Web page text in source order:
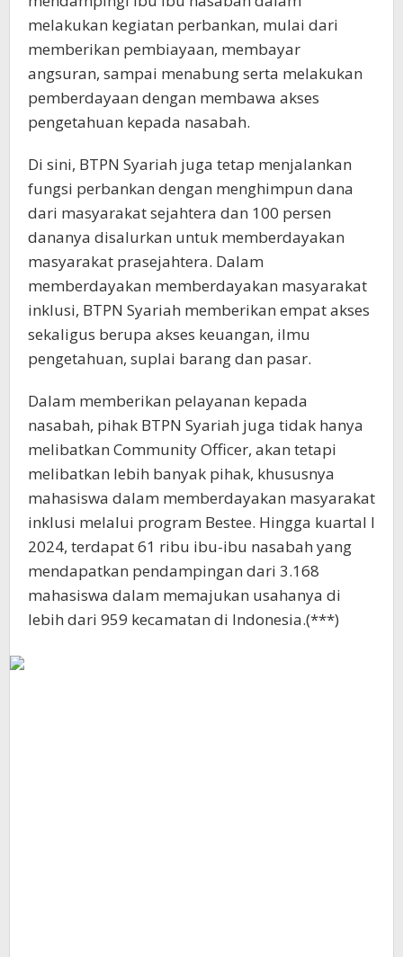
melakukan kegiatan perbankan, mulai dari
memberikan pembiayaan, membayar
angsuran, sampai menabung serta melakukan
pemberdayaan dengan membawa akses
pengetahuan kepada nasabah.
Di sini, BTPN Syariah juga tetap menjalankan
fungsi perbankan dengan menghimpun dana
dari masyarakat sejahtera dan 100 persen
dananya disalurkan untuk memberdayakan
masyarakat prasejahtera. Dalam
memberdayakan memberdayakan masyarakat
inklusi, BTPN Syariah memberikan empat akses
sekaligus berupa akses keuangan, ilmu
pengetahuan, suplai barang dan pasar.
Dalam memberikan pelayanan kepada
nasabah, pihak BTPN Syariah juga tidak hanya
melibatkan Community Officer, akan tetapi
melibatkan lebih banyak pihak, khususnya
mahasiswa dalam memberdayakan masyarakat
inklusi melalui program Bestee. Hingga kuartal l
2024, terdapat 61 ribu ibu-ibu nasabah yang
mendapatkan pendampingan dari 3.168
mahasiswa dalam memajukan usahanya di
lebih dari 959 kecamatan di Indonesia.(***)